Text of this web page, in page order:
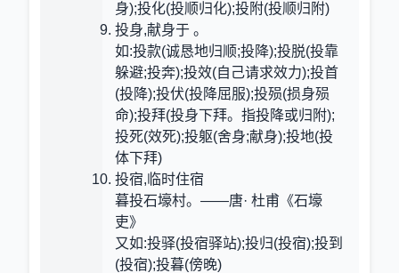
身);投化(投顺归化);投附(投顺归附)
投身,献身于 。
如:投款(诚恳地归顺;投降);投脱(投靠
躲避;投奔);投效(自己请求效力);投首
(投降);投伏(投降屈服);投殒(损身殒
命);投拜(投身下拜。指投降或归附);
投死(效死);投躯(舍身;献身);投地(投
体下拜)
投宿,临时住宿
暮投石壕村。——唐· 杜甫《石壕
吏》
又如:投驿(投宿驿站);投归(投宿);投到
(投宿);投暮(傍晚)